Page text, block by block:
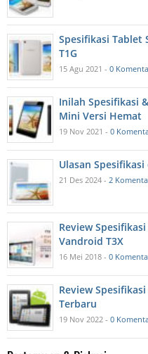
Spesifikasi Tablet
T1G
15 Agu 2021 - 0
Inilah Spesifikasi
Mini Versi Hemat
19 Nov 2021 - 0
Ulasan
21 Des 2024 - 2
Review
Vandroid T3X
16 Mei 2018 - 0
Review
Terbaru
19 Nov 2022 - 0